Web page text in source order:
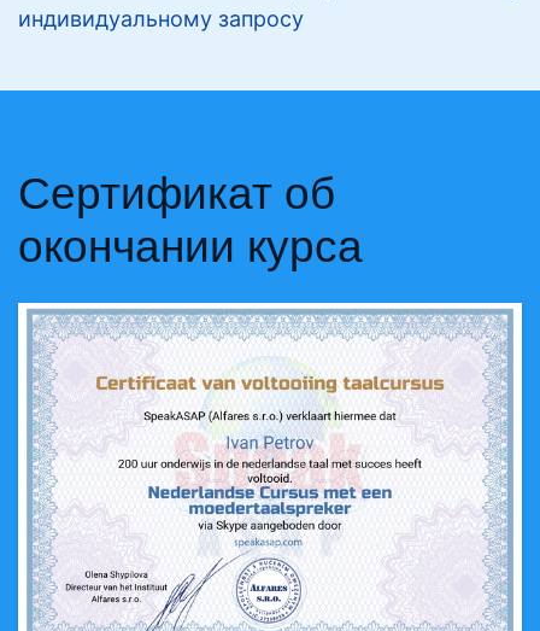
индивидуальному запросу
Сертификат об
окончании курса